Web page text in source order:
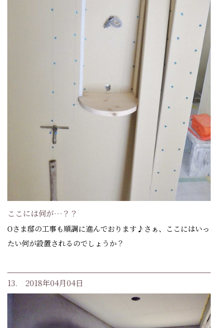
ここには何が…？？
Oさま邸の工事も順調に進んでおります♪さぁ、ここにはいっ
たい何が設置されるのでしょうか？
13. 2018年04月04日